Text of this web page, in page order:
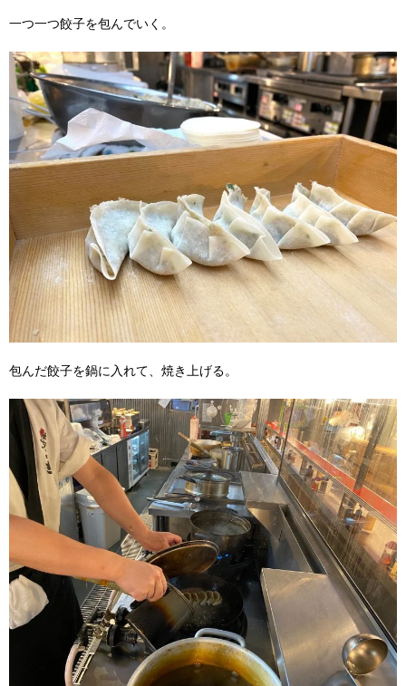
一つ一つ餃子を包んでいく。
包んだ餃子を鍋に入れて、焼き上げる。